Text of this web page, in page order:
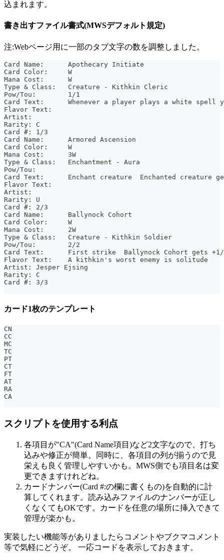
込まれます。
書き出すファイル書式(MWSデフォルト規定)
注:Webページ用に一部のタブ文字の数を調整しました。
Card Name:	Apothecary Initiate
Card Color:	W
Mana Cost:	W
Type & Class:	Creature - Kithkin Cleric
Pow/Tou:	1/1
Card Text:	Whenever a player plays a
Flavor Text:
Artist:
Rarity:	C
Card #:	1/3
Card Name:	Armored Ascension
Card Color:	W
Mana Cost:	3W
Type & Class:	Enchantment - Aura
Pow/Tou:
Card Text:	Enchant creature  Enchanted
Flavor Text:
Artist:
Rarity:	U
Card #:	2/3
Card Name:	Ballynock Cohort
Card Color:	W
Mana Cost:	2W
Type & Class:	Creature - Kithkin Soldier
Pow/Tou:	2/2
Card Text:	First strike  Ballynock Cohort
Flavor Text:	A kithkin's worst enemy is solitude
Artist:	Jesper Ejsing
Rarity:	C
Card #:	3/3
カード1枚のテンプレート
CN
CC
MC
TC
PT
CT
FT
AT
RA
CA
スクリプトを使用する利点
各項目が"CA"(Card Name項目)など2文字なので、打ち
込みや修正が簡単。同時に、各項目の列が揃うので見
栄えも良く管理しやすいかも。MWS側でも項目名は変
更できますけれどね。
カードナンバー(Card #:の欄に書くもの)を自動的に計
算してくれます。読み込みファイルのナンバーが正し
くなくてもOKです。カードを任意の場所に挿入できて
管理が楽かも。
実装したい機能等がありましたらコメントやブクマコメント
等で気軽にどうぞ。 一応コードを表示しておきます。